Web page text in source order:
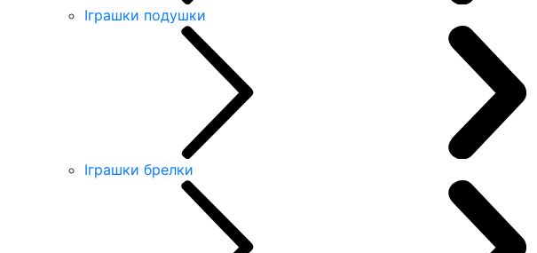
Іграшки подушки
Іграшки брелки